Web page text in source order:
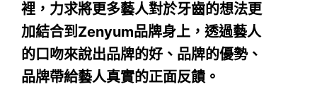
裡，力求將更多藝人對於牙齒的想法更
加結合到Zenyum品牌身上 ，透過藝人
的口吻來說出品牌的好、品牌的優勢、
品牌帶給藝人真實的正面反饋。